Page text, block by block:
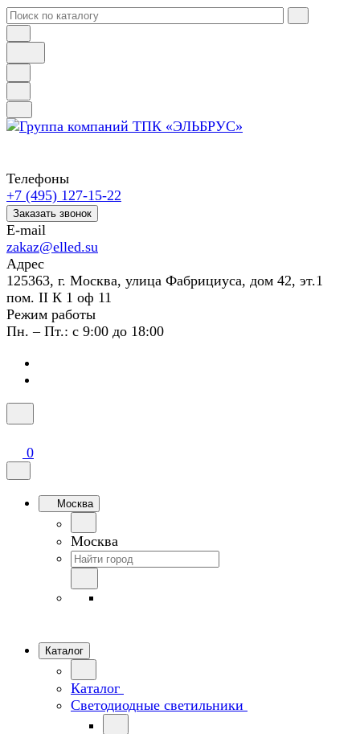
Телефоны
+7 (495) 127-15-22
Заказать звонок
E-mail
zakaz@elled.su
Адрес
125363, г. Москва, улица Фабрициуса, дом 42, эт.1
пом. II К 1 оф 11
Режим работы
Пн. – Пт.: с 9:00 до 18:00
0
Москва
Москва
Каталог
Каталог
Светодиодные светильники